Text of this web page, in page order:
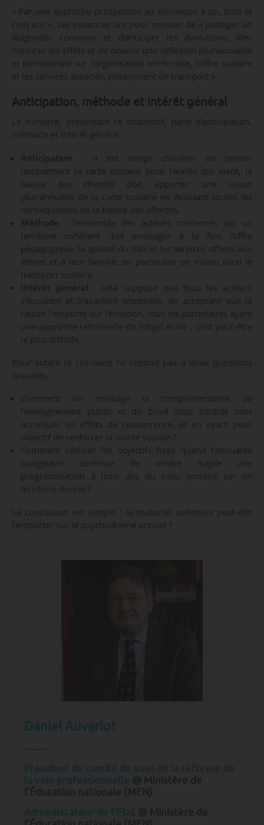
« Par une approche prospective au minimum à un, trois et
cinq ans », ces instances ont pour mission de « partager un
diagnostic commun et d’anticiper les évolutions, d’en
mesurer les effets et de nourrir une réflexion pluriannuelle
et partenariale sur l’organisation territoriale, l’offre scolaire
et les services associés, notamment de transport ».
Anticipation, méthode et intérêt général
Le ministre, présentant ce dispositif, parle d’anticipation,
méthode et intérêt général :
Anticipation : il est temps d’arrêter de penser
uniquement la carte scolaire pour l’année qui vient, la
baisse des effectifs doit apporter une vision
pluriannuelle de la carte scolaire en évaluant toutes les
conséquences de la baisse des effectifs.
Méthode : l’ensemble des acteurs concernés sur un
territoire cohérent doit envisager à la fois l’offre
pédagogique, la qualité du bâti et les services offerts aux
élèves et à leur famille, en particulier en milieu rural le
transport scolaire.
Intérêt général
: cela suppose que tous les acteurs
s’écoutent et travaillent ensemble, en acceptant que la
raison l’emporte sur l’émotion, tous les partenaires ayant
une approche rationnelle de l’objet école ; c’est peut-être
le plus difficile.
Pour autant la circulaire ne répond pas à deux questions
cruciales :
Comment on envisage la complémentarité de
l’enseignement public et du privé sous contrat sans
accentuer les effets de concurrence, et en ayant pour
objectif de renforcer la mixité sociale ?
Comment réaliser les objectifs fixés quand l’annualité
budgétaire continue de rendre fragile une
programmation à trois ans du tissu scolaire sur un
territoire donné ?
La conclusion est simple : la maturité collective peut-elle
l’emporter sur le psychodrame annuel ?
Daniel Auverlot
Président du comité de suivi de la réforme de
la voie professionnelle
Administrateur de l’Etat